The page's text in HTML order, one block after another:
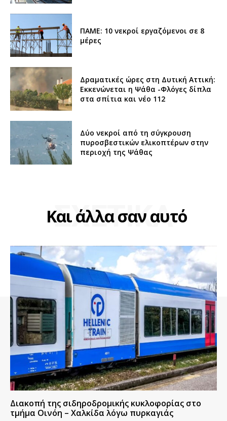
ΠΑΜΕ: 10 νεκροί εργαζόμενοι σε 8
μέρες
Δραματικές ώρες στη Δυτική Αττική:
Εκκενώνεται η Ψάθα -Φλόγες δίπλα
στα σπίτια και νέο 112
Δύο νεκροί από τη σύγκρουση
πυροσβεστικών ελικοπτέρων στην
περιοχή της Ψάθας
Και άλλα σαν αυτό
ΣΧΕΤΙΚΑ
Διακοπή της σιδηροδρομικής κυκλοφορίας στο
τμήμα Οινόη – Χαλκίδα λόγω πυρκαγιάς